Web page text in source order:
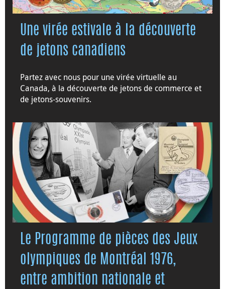
Une virée estivale à la découverte
de jetons canadiens
Partez avec nous pour une virée virtuelle au
Canada, à la découverte de jetons de commerce et
de jetons-souvenirs.
Le Programme de pièces des Jeux
olympiques de Montréal 1976,
entre ambition nationale et